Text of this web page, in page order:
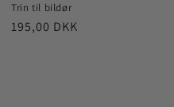
Trin til bildør
Normalpris
195,00 DKK